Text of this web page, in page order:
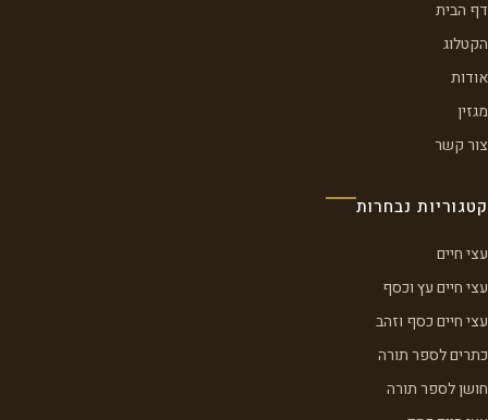
דף הבית
הקטלוג
אודות
מגזין
צור קשר
קטגוריות נבחרות
עצי חיים
עצי חיים עץ וכסף
עצי חיים כסף וזהב
כתרים לספר תורה
חושן לספר תורה